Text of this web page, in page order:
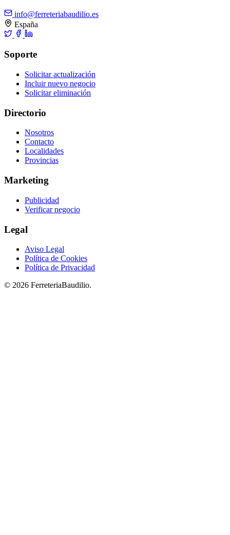
info@ferreteriabaudilio.es
España
Soporte
Solicitar actualización
Incluir nuevo negocio
Solicitar eliminación
Directorio
Nosotros
Contacto
Localidades
Provincias
Marketing
Publicidad
Verificar negocio
Legal
Aviso Legal
Política de Cookies
Política de Privacidad
© 2026 FerreteriaBaudilio.